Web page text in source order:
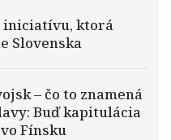
iniciatívu, ktorá
Slovenska
– čo to znamená
Buď kapitulácia
Fínsku